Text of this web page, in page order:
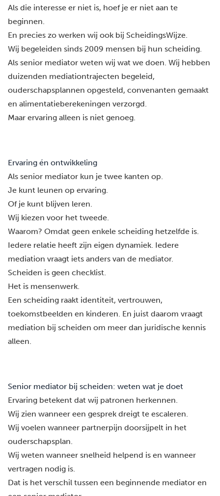
Als die interesse er niet is, hoef je er niet aan te
beginnen.
En precies zo werken wij ook bij ScheidingsWijze.
Wij begeleiden sinds 2009 mensen bij hun scheiding.
Als senior mediator weten wij wat we doen. Wij hebben
duizenden mediationtrajecten begeleid,
ouderschapsplannen opgesteld, convenanten gemaakt
en alimentatieberekeningen verzorgd.
Maar ervaring alleen is niet genoeg.
Ervaring én ontwikkeling
Als senior mediator kun je twee kanten op.
Je kunt leunen op ervaring.
Of je kunt blijven leren.
Wij kiezen voor het tweede.
Waarom? Omdat geen enkele scheiding hetzelfde is.
Iedere relatie heeft zijn eigen dynamiek. Iedere
mediation vraagt iets anders van de mediator.
Scheiden is geen checklist.
Het is mensenwerk.
Een scheiding raakt identiteit, vertrouwen,
toekomstbeelden en kinderen. En juist daarom vraagt
mediation bij scheiden om meer dan juridische kennis
alleen.
Senior mediator bij scheiden: weten wat je doet
Ervaring betekent dat wij patronen herkennen.
Wij zien wanneer een gesprek dreigt te escaleren.
Wij voelen wanneer partnerpijn doorsijpelt in het
ouderschapsplan.
Wij weten wanneer snelheid helpend is en wanneer
vertragen nodig is.
Dat is het verschil tussen een beginnende mediator en